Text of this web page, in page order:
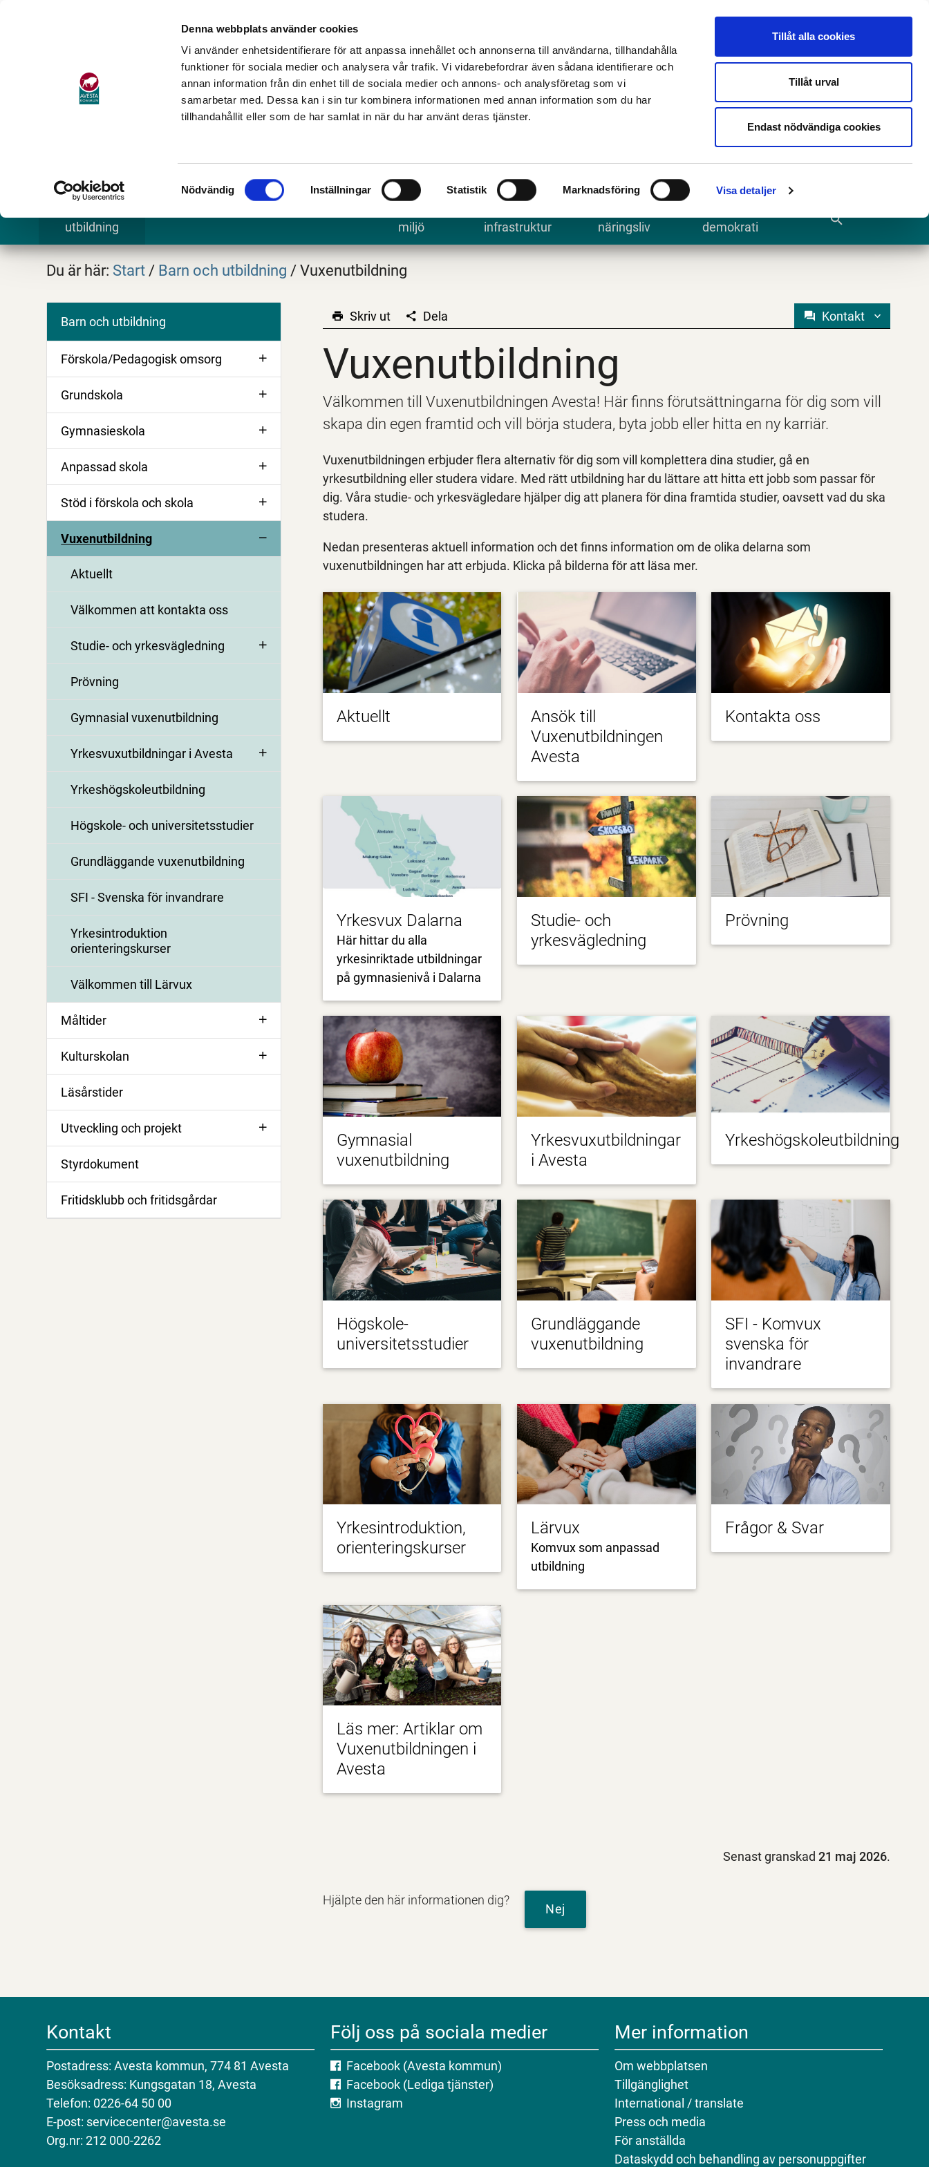
Denna webbplats använder cookies
Vi använder enhetsidentifierare för att anpassa innehållet och annonserna till användarna, tillhandahålla
funktioner för sociala medier och analysera vår trafik. Vi vidarebefordrar även sådana identifierare och
annan information från din enhet till de sociala medier och annons- och analysföretag som vi
samarbetar med. Dessa kan i sin tur kombinera informationen med annan information som du har
tillhandahållit eller som de har samlat in när du har använt deras tjänster.
Samtyckesval
Nödvändig Inställningar Statistik Marknadsföring Visa detaljer
Tillåt alla cookies
Tillåt urval
Endast nödvändiga cookies
E-tjänster och blanketter Translate
Sök
utbildning
miljö
infrastruktur
näringsliv
demokrati
search
Du är här: Start / Barn och utbildning / Vuxenutbildning
Barn och utbildning
Förskola/Pedagogisk omsorg
Grundskola
Gymnasieskola
Anpassad skola
Stöd i förskola och skola
Vuxenutbildning
Aktuellt
Välkommen att kontakta oss
Studie- och yrkesvägledning
Prövning
Gymnasial vuxenutbildning
Yrkesvuxutbildningar i Avesta
Yrkeshögskoleutbildning
Högskole- och universitetsstudier
Grundläggande vuxenutbildning
SFI - Svenska för invandrare
Yrkesintroduktion
orienteringskurser
Välkommen till Lärvux
Måltider
Kulturskolan
Läsårstider
Utveckling och projekt
Styrdokument
Fritidsklubb och fritidsgårdar
Vuxenutbildning
Skriv ut Dela Kontakt
Vuxenutbildning
Välkommen till Vuxenutbildningen Avesta! Här finns förutsättningarna för dig som vill
skapa din egen framtid och vill börja studera, byta jobb eller hitta en ny karriär.
Vuxenutbildningen erbjuder flera alternativ för dig som vill komplettera dina studier, gå en
yrkesutbildning eller studera vidare. Med rätt utbildning har du lättare att hitta ett jobb som passar för
dig. Våra studie- och yrkesvägledare hjälper dig att planera för dina framtida studier, oavsett vad du ska
studera.
Nedan presenteras aktuell information och det finns information om de olika delarna som
vuxenutbildningen har att erbjuda. Klicka på bilderna för att läsa mer.
Aktuellt
Ansök till
Vuxenutbildningen
Avesta
Kontakta oss
Yrkesvux Dalarna
Här hittar du alla
yrkesinriktade utbildningar
på gymnasienivå i Dalarna
Studie- och
yrkesvägledning
Prövning
Gymnasial
vuxenutbildning
Yrkesvuxutbildningar
i Avesta
Yrkeshögskoleutbildning
Högskole-
universitetsstudier
Grundläggande
vuxenutbildning
SFI - Komvux
svenska för
invandrare
Yrkesintroduktion,
orienteringskurser
Lärvux
Komvux som anpassad
utbildning
Frågor & Svar
Läs mer: Artiklar om
Vuxenutbildningen i
Avesta
Senast granskad21 maj 2026.
Hjälpte den här informationen dig?
Nej
Kontakt
Postadress: Avesta kommun, 774 81 Avesta
Besöksadress: Kungsgatan 18, Avesta
Telefon: 0226-64 50 00
E-post: servicecenter@avesta.se
Org.nr: 212 000-2262
Följ oss på sociala medier
Facebook (Avesta kommun)
Facebook (Lediga tjänster)
Instagram
Mer information
Om webbplatsen
Tillgänglighet
International / translate
Press och media
För anställda
Dataskydd och behandling av personuppgifter